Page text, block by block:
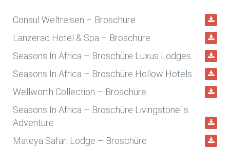
Consul Weltreisen – Broschüre
Lanzerac Hotel & Spa – Broschüre
Seasons In Africa – Broschüre Luxus Lodges
Seasons In Africa – Broschüre Hollow Hotels
Wellworth Collection – Broschüre
Seasons In Africa – Broschüre Livingstone‘ s
Adventure
Mateya Safari Lodge – Broschüre